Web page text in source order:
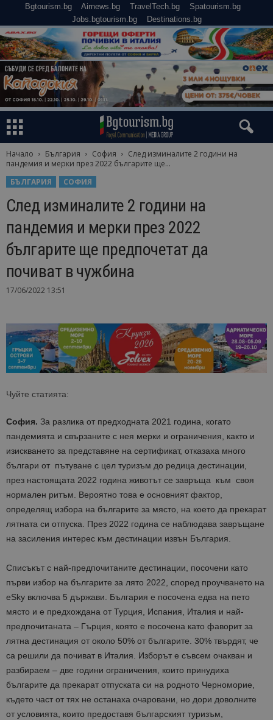
Bgtourism.bg Airnews.bg TravelTech.bg
Spatourism.bg
Jobs.bgtourism.bg
Destinations.bg
Начало България София
След изминалите 2 години на
пандемия и мерки през 2022 българите ще...
БЪЛГАРИЯ
СОФИЯ
След изминалите 2 години на
пандемия и мерки през 2022
българите ще предпочетат да
почиват в чужбина
17/06/2022 13:51
Чуйте статията:
София. За разлика от предходната 2021 година, когато
пандемията и свързаните с нея мерки и ограничения, както и
изискването за представяне на сертификат, отказаха много
българи от пътуване с цел туризъм до редица дестинации,
през настоящата 2022 година животът се завръща към своя
нормален ритъм. Вероятно това е основният фактор,
определящ избора на българите за място, на което да прекарат
лятната си отпуска. През 2022 година се наблюдава завръщане
на засиления интерес към дестинации извън България.
Списъкът с най-предпочитаните дестинации, посочени като
първи избор на българите за лято 2022, според проучването на
eSky включва 5 държави. България е посочена едва на пето
място и е предхождана от Турция, Испания, Италия и най-
предпочитаната – Гърция, която е посочена като фаворит за
лятна дестинация от около 50% от българите. 30% твърдят, че
са решили да почиват в Италия. Изборът е съвсем очакван и
разбираем – две години ограничения, които принудиха
българите да прекарат отпуската си на родното Черноморие,
където част от тях не останаха очаровани, но дори доволните
от условията, които предоставя българският туризъм,